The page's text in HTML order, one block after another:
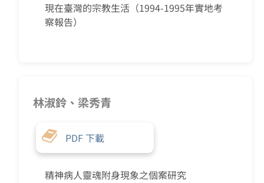
現在臺灣的宗教生活（1994-1995年實地考
察報告）
林淑鈴、梁秀青
PDF 下載
精神病人靈魂附身現象之個案研究